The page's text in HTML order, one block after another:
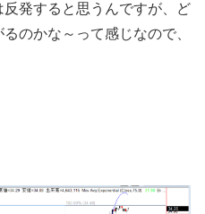
発すると思うんですが、ど
のかな～って感じなので、